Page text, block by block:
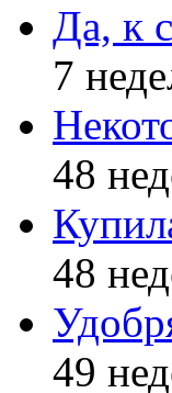
Да, к
7
48
48
49